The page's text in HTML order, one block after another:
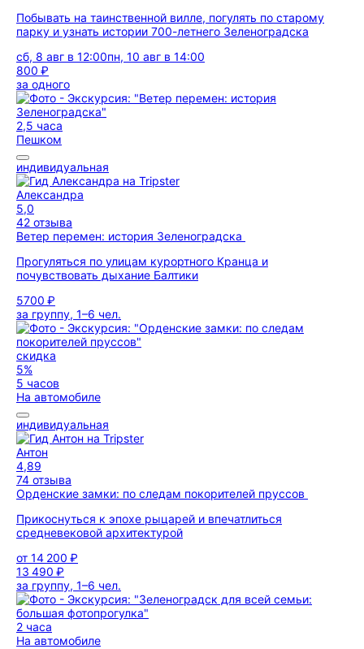
Побывать на таинственной вилле, погулять по старому
парку и узнать истории 700-летнего Зеленоградска
сб, 8 авг в 12:00пн, 10 авг в 14:00
800 ₽
за одного
2,5 часа
Пешком
индивидуальная
Александра
5,0
42 отзыва
Ветер перемен: история Зеленоградска
Прогуляться по улицам курортного Кранца и
почувствовать дыхание Балтики
5700 ₽
за группу, 1–6 чел.
скидка
5%
5 часов
На автомобиле
индивидуальная
Антон
4,89
74 отзыва
Орденские замки: по следам покорителей пруссов
Прикоснуться к эпохе рыцарей и впечатлиться
средневековой архитектурой
от 14 200 ₽
13 490 ₽
за группу, 1–6 чел.
2 часа
На автомобиле